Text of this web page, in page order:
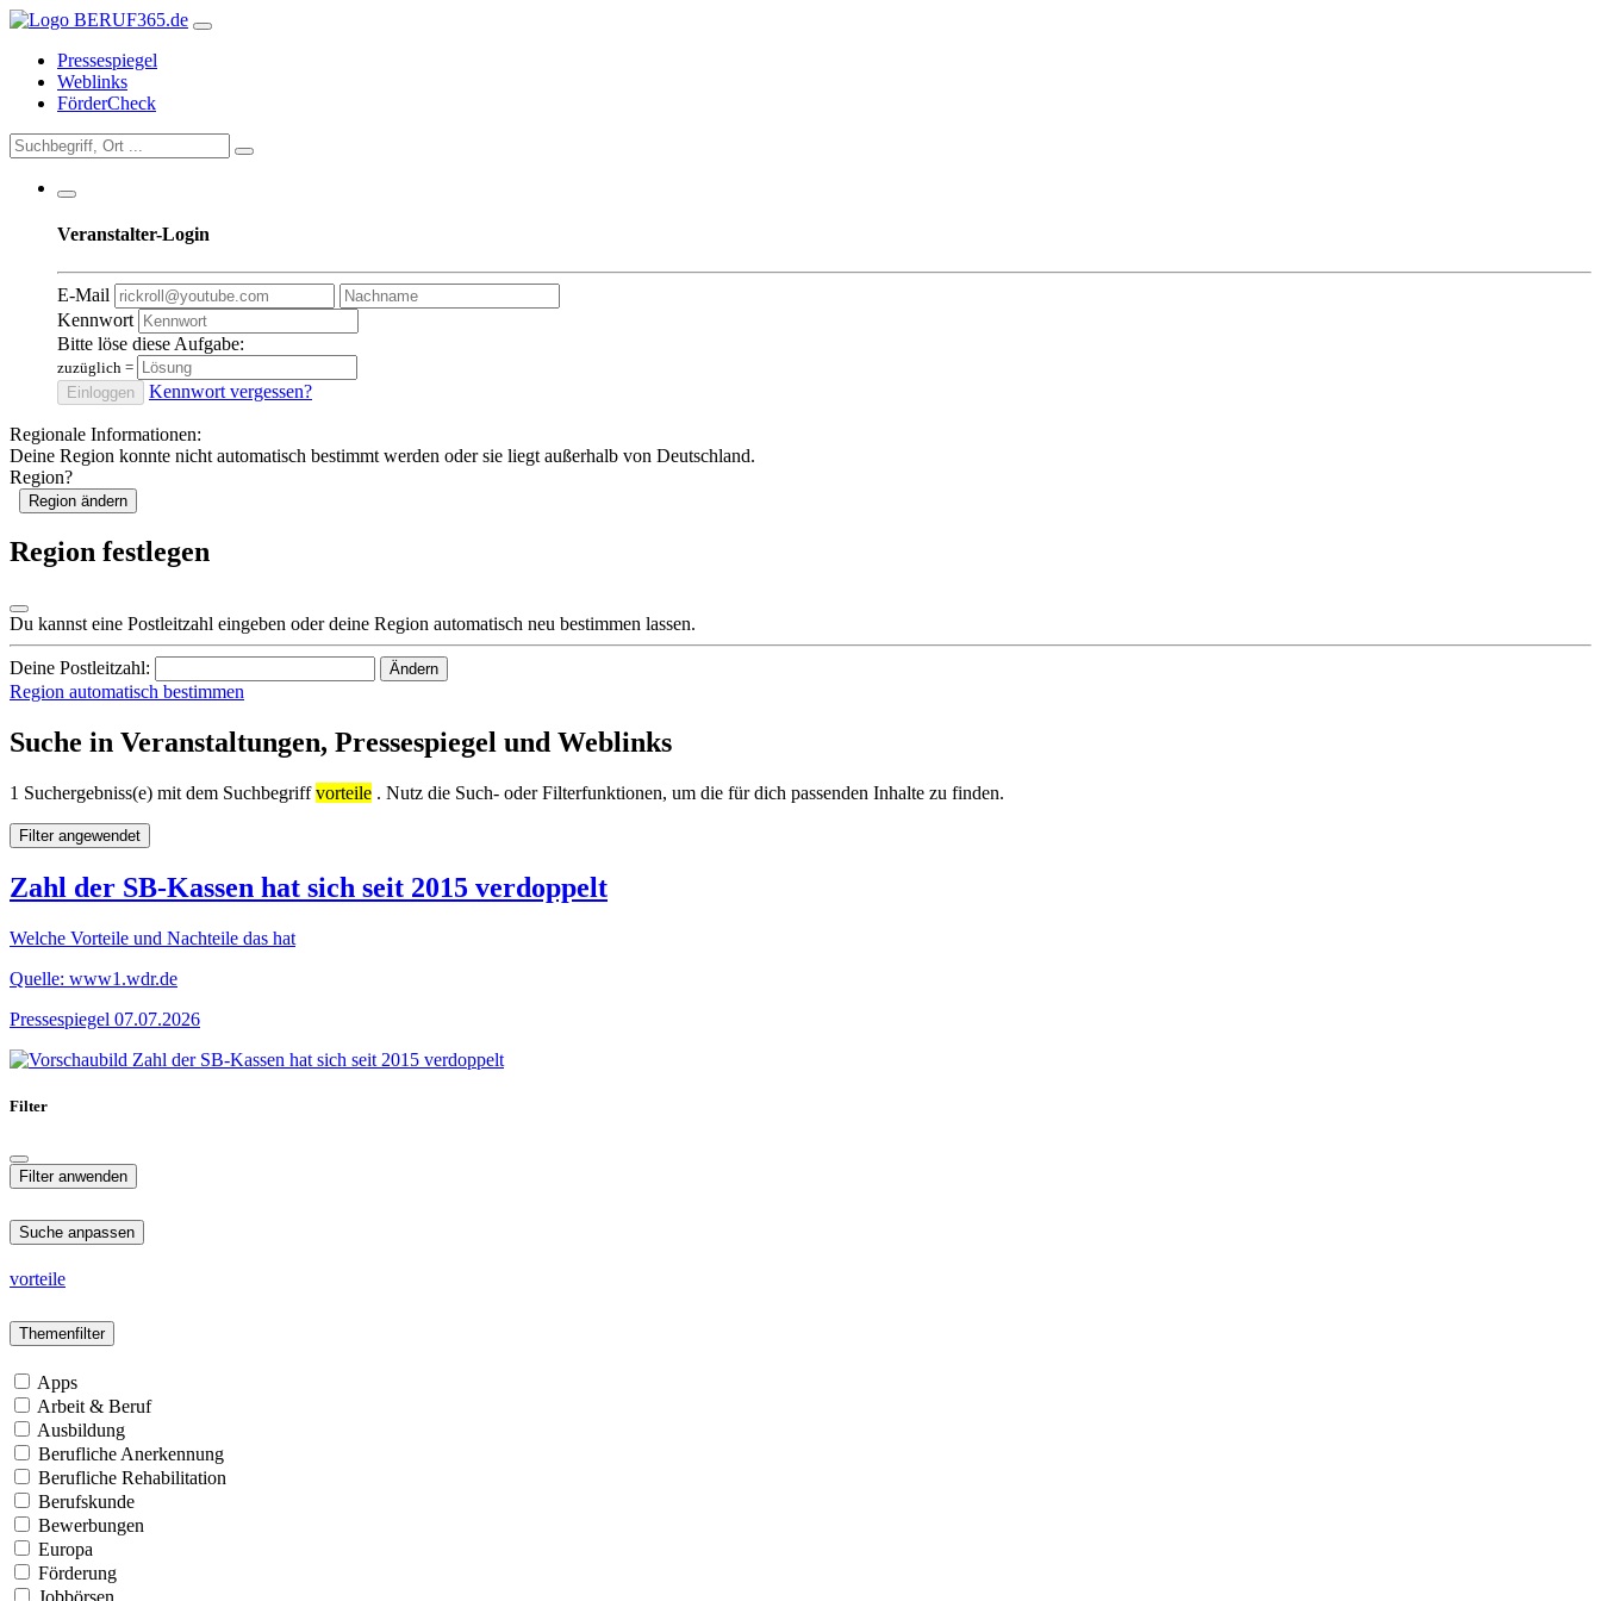
Pressespiegel
Weblinks
FörderCheck
Veranstalter-Login
E-Mail
Kennwort
Bitte löse diese Aufgabe:
zuzüglich =
Einloggen
Kennwort vergessen?
Regionale Informationen:
Deine Region konnte nicht automatisch bestimmt werden oder sie liegt außerhalb von Deutschland.
Region?
Region ändern
Region festlegen
Du kannst eine Postleitzahl eingeben oder deine Region automatisch neu bestimmen lassen.
Deine Postleitzahl: Ändern
Region automatisch bestimmen
Suche in Veranstaltungen, Pressespiegel und Weblinks
1 Suchergebniss(e) mit dem Suchbegriffvorteile . Nutz die Such- oder Filterfunktionen, um die für dich passenden Inhalte zu finden.
Filter angewendet
Zahl der SB-Kassen hat sich seit 2015 verdoppelt
Welche Vorteile und Nachteile das hat
Quelle: www1.wdr.de
Pressespiegel 07.07.2026
Filter
Suche anpassen
vorteile
Themenfilter
Apps
Arbeit & Beruf
Ausbildung
Berufliche Anerkennung
Berufliche Rehabilitation
Berufskunde
Bewerbungen
Europa
Förderung
Jobbörsen